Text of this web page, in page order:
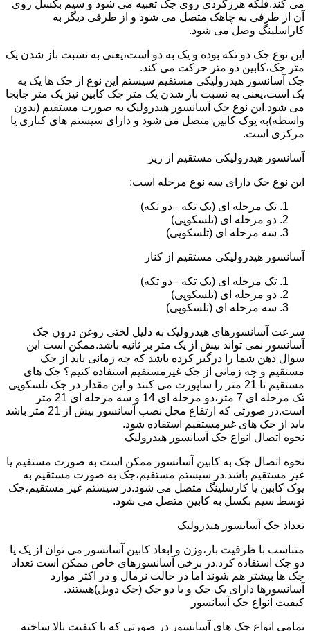
می کند.فلکه هرزگردی روی جک تعبیه می شود و سیم بکسل روی
آن از طرفی به چاهک متصل می شود و از طرفی دیگر به
کاراسلینگ وصل می شود.
این نوع جک دو تکه بوده و یک به دو است،یعنی به نسبت باز شدن یک
متر جک،کابین دو متر حرکت می کند.
جک آسانسور هیدرولیکی مستقیم سیستم این نوع از جک ها یک به
یک است،یعنی به نسبت باز شدن یک متر جک کابین نیز یک متر جابجا
می شود.این نوع جک آسانسور هیدرولیک به صورت مستقیم (بدون
واسطه)به یوک کابین متصل می شود و دارای سیستم های کناری یا
مرکزی است.
آسانسور هیدرولیکی مستقیم از زیر
این نوع جک دارای سه نوع مرحله است:
تک مرحله ای (یک تکه –دو تکه)
دو مرحله ای (تلسکوپی)
سه مرحله ای (تلسکوپی)
آسانسور هیدرولیکی مستقیم از کنار
تک مرحله ای (یک تکه –دو تکه)
دو مرحله ای (تلسکوپی)
سه مرحله ای (تلسکوپی)
سرعت آسانسورهای هیدرولیک به دلیل لختی روغن درون جک
آسانسور نمی تواند بیش از یک متر بر ثانیه باشد.ممکن است این
سوال ذهن شما را درگیر کرده باشد که چه زمانی باید از جک
مستقیم و چه زمانی از جک غیرمستقیم استفاده کنیم؟ جک های
مستقیم تا 21 متر را ساپورت می کنند و این مقدار در جک تلسکوپی
تک مرحله ای 7 متر،دو مرحله ای 14 و سه مرحله ای 21 متر
است.در صورتی که ارتفاع محل نصب آسانسور بیش از 21 متر باشد
باید از جک های غیرمستقیم استفاده شود.
نحوه اتصال انواع جک آسانسور هیدرولیک
نحوه اتصال جک به کابین آسانسور ممکن است به صورت مستقیم یا
غیر مستقیم باشد.در سیستم مستقیم،جک به صورت مستقیم به
یوک کابین یا کارسلینگ متصل می شود.در سیستم غیر مستقیم،جک
توسط سیم بکسل به کابین متصل می شود.
تعداد جک آسانسور هیدرولیک
متناسب با ظرفیت بار،وزن و ابعاد کابین آسانسور می توان از یک یا
دو جک استفاده کرد.در برخی آسانسورهای خاص ممکن است تعداد
جک ها بیشتر هم شوند اما در حالت نرمال و در اکثر موارد
آسانسورها دارای یک جک و یا دو جک (جک دوبل)هستند.
کیفیت انواع جک آسانسور
تمامی انواع جک های آسانسور در صورتی که با کیفیت بالا ساخته